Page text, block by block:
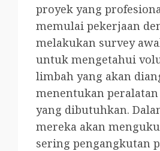
proyek yang
memulai pekerjaan
melakukan survey
untuk mengetahui
limbah yang akan
menentukan
yang dibutuhkan.
mereka akan
sering pengangkutan